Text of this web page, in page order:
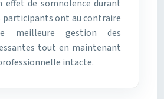
effet de somnolence durant
participants ont au contraire
meilleure gestion des
tout en maintenant
intacte.